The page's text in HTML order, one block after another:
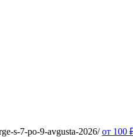
s-7-po-9-avgusta-2026/ от 100